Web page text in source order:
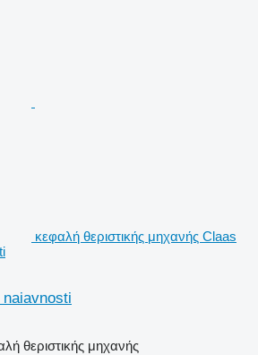
κεφαλή θεριστικής μηχανής Claas
θεριστικής μηχανής